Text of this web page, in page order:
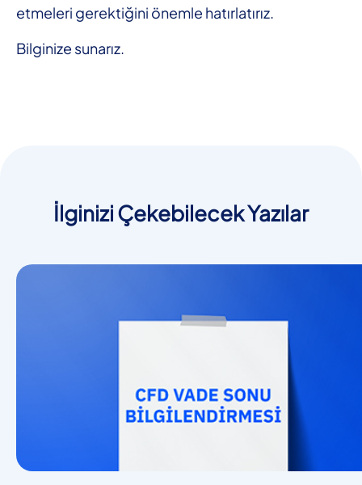
etmeleri gerektiğini önemle hatırlatırız.
Bilginize sunarız.
İlginizi Çekebilecek Yazılar